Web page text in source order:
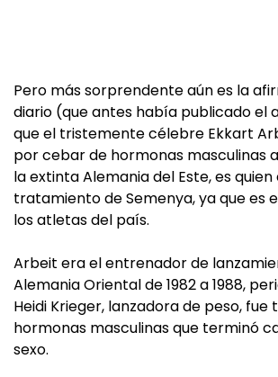
Pero más sorprendente aún es la
diario (que antes había publicado el
que el tristemente célebre Ekkart
por cebar de hormonas masculinas
la extinta Alemania del Este, es
tratamiento de Semenya, ya que es
los atletas del país.
Arbeit era el entrenador de
Alemania Oriental de 1982 a 1988,
Heidi Krieger, lanzadora de peso,
hormonas masculinas que terminó
sexo.